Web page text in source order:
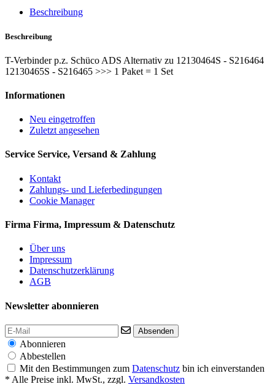
Beschreibung
Beschreibung
T-Verbinder p.z. Schüco ADS Alternativ zu 12130464S - S216464
12130465S - S216465 >>> 1 Paket = 1 Set
Informationen
Neu eingetroffen
Zuletzt angesehen
Service Service, Versand & Zahlung
Kontakt
Zahlungs- und Lieferbedingungen
Cookie Manager
Firma Firma, Impressum & Datenschutz
Über uns
Impressum
Datenschutzerklärung
AGB
Newsletter abonnieren
Absenden
Abonnieren
Abbestellen
Mit den Bestimmungen zum Datenschutz bin ich einverstanden
* Alle Preise inkl. MwSt., zzgl. Versandkosten